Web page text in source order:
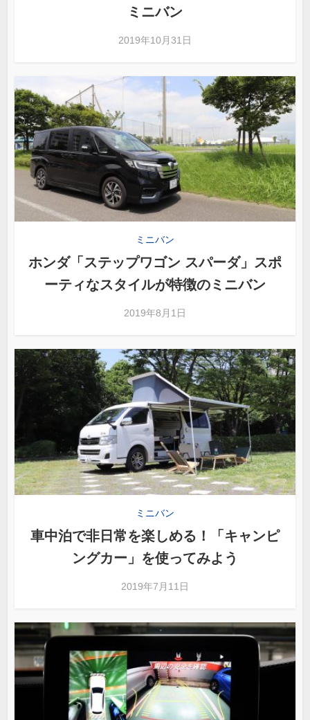
ミニバン
2019年10月31日
ミニバン
ホンダ「ステップワゴン スパーダ」スポ
ーティなスタイルが特徴のミニバン
2019年8月1日
ミニバン
車中泊で非日常を楽しめる！「キャンピ
ングカー」を使ってみよう
2019年7月11日